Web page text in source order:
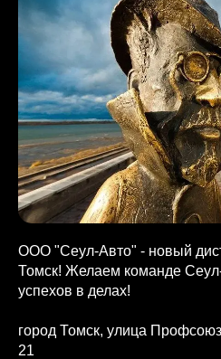
ООО "Сеул-Авто" - новый
Томск! Желаем команде
успехов в делах!
город Томск, улица
21